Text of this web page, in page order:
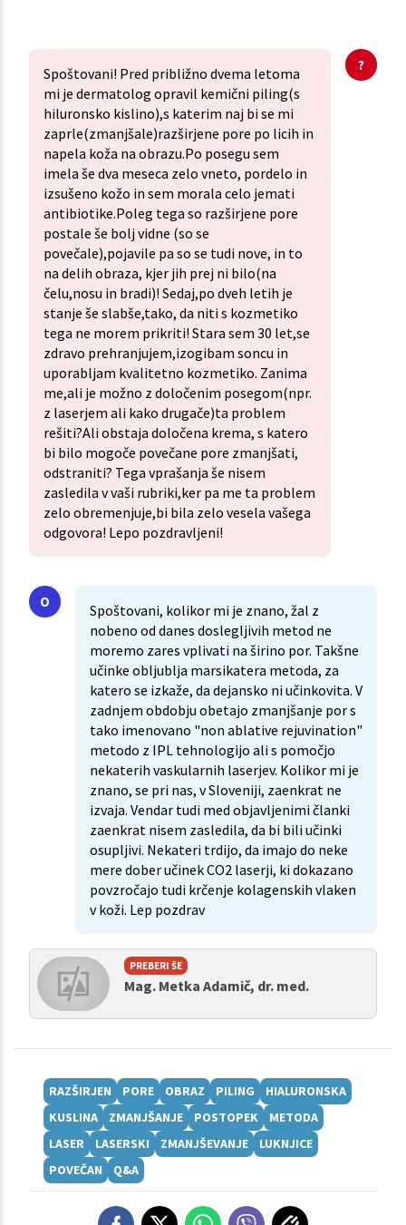
Spoštovani! Pred približno dvema letoma
mi je dermatolog opravil kemični piling(s
hiluronsko kislino),s katerim naj bi se mi
zaprle(zmanjšale)razširjene pore po licih in
napela koža na obrazu.Po posegu sem
imela še dva meseca zelo vneto, pordelo in
izsušeno kožo in sem morala celo jemati
antibiotike.Poleg tega so razširjene pore
postale še bolj vidne (so se
povečale),pojavile pa so se tudi nove, in to
na delih obraza, kjer jih prej ni bilo(na
čelu,nosu in bradi)! Sedaj,po dveh letih je
stanje še slabše,tako, da niti s kozmetiko
tega ne morem prikriti! Stara sem 30 let,se
zdravo prehranjujem,izogibam soncu in
uporabljam kvalitetno kozmetiko. Zanima
me,ali je možno z določenim posegom(npr.
z laserjem ali kako drugače)ta problem
rešiti?Ali obstaja določena krema, s katero
bi bilo mogoče povečane pore zmanjšati,
odstraniti? Tega vprašanja še nisem
zasledila v vaši rubriki,ker pa me ta problem
zelo obremenjuje,bi bila zelo vesela vašega
odgovora! Lepo pozdravljeni!
Spoštovani, kolikor mi je znano, žal z
nobeno od danes doslegljivih metod ne
moremo zares vplivati na širino por. Takšne
učinke obljublja marsikatera metoda, za
katero se izkaže, da dejansko ni učinkovita. V
zadnjem obdobju obetajo zmanjšanje por s
tako imenovano "non ablative rejuvination"
metodo z IPL tehnologijo ali s pomočjo
nekaterih vaskularnih laserjev. Kolikor mi je
znano, se pri nas, v Sloveniji, zaenkrat ne
izvaja. Vendar tudi med objavljenimi članki
zaenkrat nisem zasledila, da bi bili učinki
osupljivi. Nekateri trdijo, da imajo do neke
mere dober učinek CO2 laserji, ki dokazano
povzročajo tudi krčenje kolagenskih vlaken
v koži. Lep pozdrav
PREBERI ŠE
Mag. Metka Adamič, dr. med.
RAZŠIRJEN PORE OBRAZ PILING
HIALURONSKA
KUSLINA
ZMANJŠANJE POSTOPEK
METODA
LASER
LASERSKI ZMANJŠEVANJE
LUKNJICE
POVEČAN
Q&A